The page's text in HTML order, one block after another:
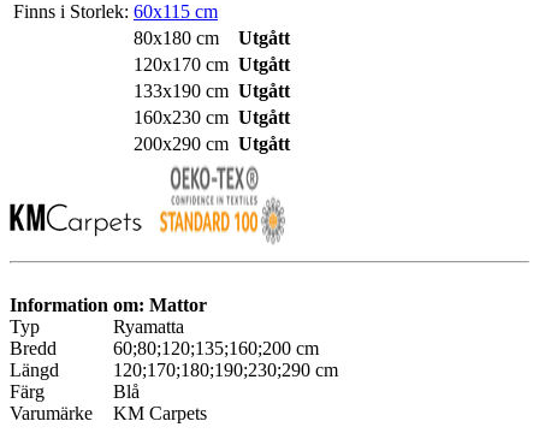
Finns i Storlek: 60x115 cm
80x180 cm
Utgått
120x170 cm Utgått
133x190 cm Utgått
160x230 cm Utgått
200x290 cm Utgått
Information om: Mattor
Typ
Ryamatta
Bredd
60;80;120;135;160;200 cm
Längd
120;170;180;190;230;290 cm
Färg
Blå
Varumärke
KM Carpets